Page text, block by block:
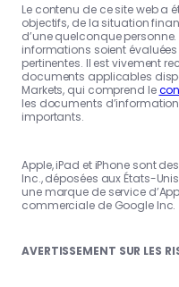
Le contenu de ce site web a
objectifs, de la situation
d’une quelconque
informations soient
pertinentes. Il est vivement
documents applicables
Markets, qui comprend le
les documents
importants.
Apple, iPad et iPhone sont
Inc., déposées aux États-
une marque de service
commerciale de Google Inc.
AVERTISSEMENT SUR LES